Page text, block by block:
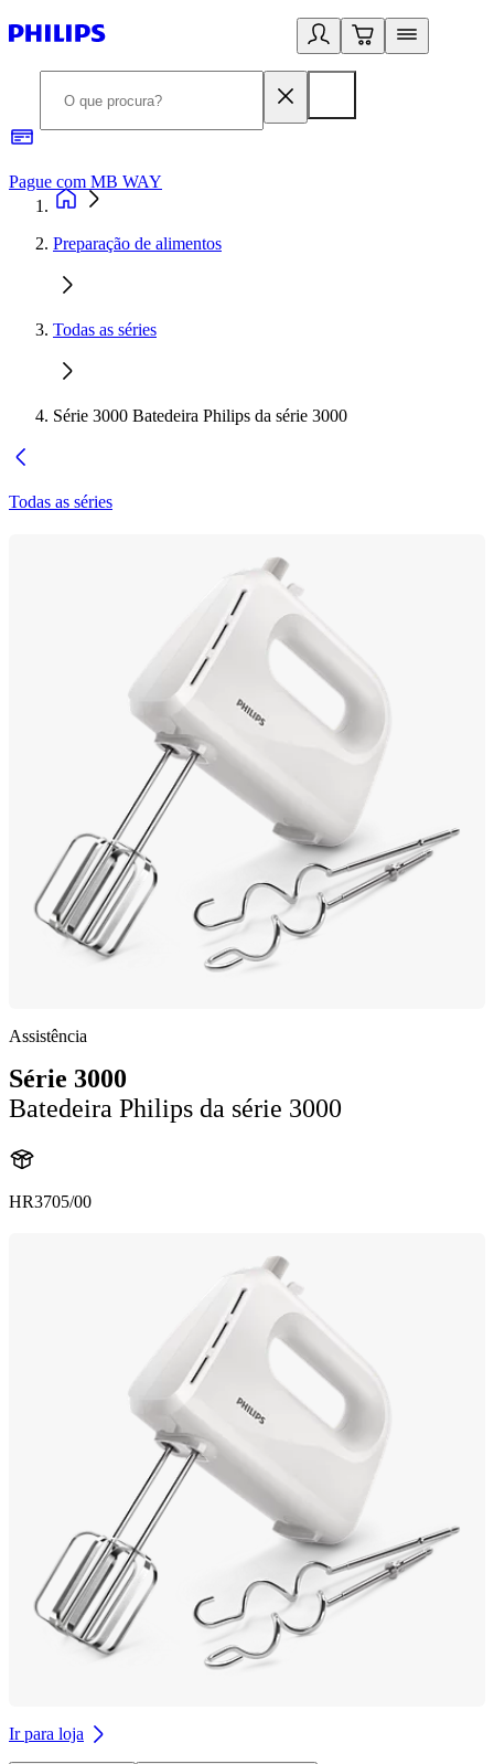
Pague com MB WAY
Preparação de alimentos
Todas as séries
Série 3000 Batedeira Philips da série 3000
Todas as séries
Assistência
Série 3000
Batedeira Philips da série 3000
HR3705/00
Ir para loja